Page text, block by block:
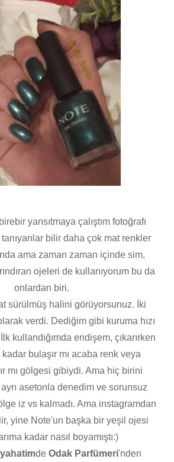
yansıtmaya çalıştım fotoğrafı
tanıyanlar bilir daha çok mat renkler
ama zaman zaman içinde sim,
ojeleri de kullanıyorum bu da
onlardan biri.
sürülmüş halini görüyorsunuz. İki
verdi. Dediğim gibi kuruma hızı
kullandığımda endişem, çıkarırken
bulaşır mı acaba renk veya
mı gölgesi gibiydi. Ama hiç birini
asetonla denedim ve sorunsuz
iz vs kalmadı. Ama instagramdan
yine Note'un başka bir yeşil ojesi
kadar nasıl boyamıştı:)
de Odak Parfümeri'nden